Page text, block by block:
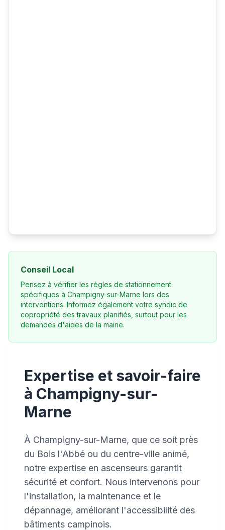
Expertise et savoir-faire
à Champigny-sur-
Marne
À Champigny-sur-Marne, que ce soit près
du Bois l'Abbé ou du centre-ville animé,
notre expertise en ascenseurs garantit
sécurité et confort. Nous intervenons pour
l'installation, la maintenance et le
dépannage, améliorant l'accessibilité des
bâtiments campinois.
Conseil Local
Pensez à vérifier les règles de stationnement
spécifiques à Champigny-sur-Marne lors des
interventions. Informez également votre syndic de
copropriété des travaux planifiés, surtout pour les
demandes d'aides de la mairie.